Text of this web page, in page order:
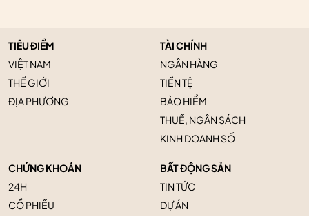
TIÊU ĐIỂM
VIỆT NAM
THẾ GIỚI
ĐỊA PHƯƠNG
TÀI CHÍNH
NGÂN HÀNG
TIỀN TỆ
BẢO HIỂM
THUẾ, NGÂN SÁCH
KINH DOANH SỐ
CHỨNG KHOÁN
24H
CỔ PHIẾU
BẤT ĐỘNG SẢN
TIN TỨC
DỰ ÁN